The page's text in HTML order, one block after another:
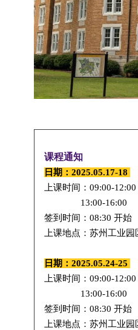
课程通知
日期：2025.05.17-18
上课时间：09:00-12:00
13:00-16:00
签到时间：08:30 开始
上课地点：苏州工业
日期：2025.05.24-25
上课时间： 09:00-12:00
13:00-16:00
签到时间：08:30 开始
上课地点：苏州工业